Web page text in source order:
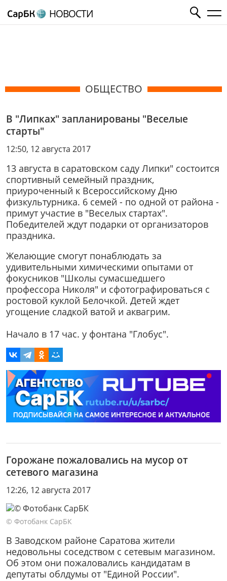
НОВОСТИ
ОБЩЕСТВО
В "Липках" запланированы "Веселые
старты"
12:50, 12 августа 2017
13 августа в саратовском саду Липки" состоится
спортивный семейный праздник,
приуроченный к Всероссийскому Дню
физкультурника. 6 семей - по одной от района -
примут участие в "Веселых стартах".
Победителей ждут подарки от организаторов
праздника.
Желающие смогут понаблюдать за
удивительными химическими опытами от
фокусников "Школы сумасшедшего
профессора Николя" и сфотографироваться с
ростовой куклой Белочкой. Детей ждет
угощение сладкой ватой и аквагрим.
Начало в 17 час. у фонтана "Глобус".
Горожане пожаловались на мусор от
сетевого магазина
12:26, 12 августа 2017
© Фотобанк СарБК
В Заводском районе Саратова жители
недовольны соседством с сетевым магазином.
Об этом они пожаловались кандидатам в
депутаты облдумы от "Единой России".